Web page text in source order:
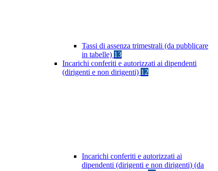
Tassi di assenza trimestrali (da pubblicare
in tabelle) 13
Incarichi conferiti e autorizzati ai dipendenti
(dirigenti e non dirigenti) 12
Incarichi conferiti e autorizzati ai
dipendenti (dirigenti e non dirigenti) (da